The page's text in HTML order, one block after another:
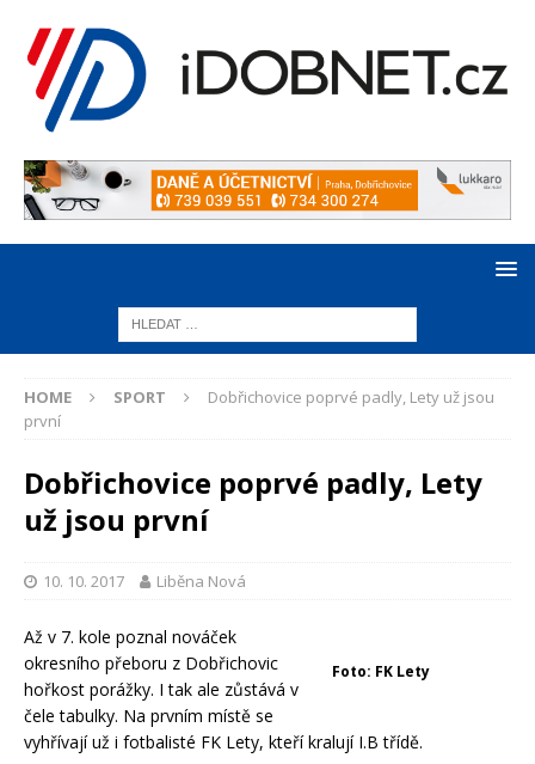
HOME SPORT
Dobřichovice poprvé padly, Lety už jsou
první
Dobřichovice poprvé padly, Lety
už jsou první
10. 10. 2017 Liběna Nová
Foto: FK Lety
Až v 7. kole poznal nováček
okresního přeboru z Dobřichovic
hořkost porážky. I tak ale zůstává v
čele tabulky. Na prvním místě se
vyhřívají už i fotbalisté FK Lety, kteří kralují I.B třídě.